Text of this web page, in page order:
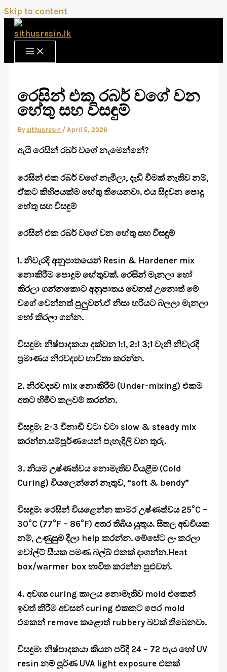
Skip to content
රෙසින් එක රබර් වගේ වන
හේතු සහ විසඳුම්
Bysithusresin /April 5, 2026
ඇයි රෙසින් රබර් වගේ නැමෙන්නේ?
රෙසින් එක රබර් වගේ නැමීලා, දැඩි වීමක් නැතිව නම්,
ඒකට කිහිපයක්ම හේතු තියෙනවා. එය සිදුවන පොදු
හේතු සහ විසඳුම්
රෙසින් එක රබර් වගේ වන හේතු සහ විසඳුම්
1. නිවැරදි අනුපාතයෙන් Resin & Hardener mix
නොකිරීම පොදුම හේතුවක්. රෙසින් මැනලා හෝ
කිරලා ගන්නකොට අනුපාතය වෙනස් උනොත් මේ
වගේ වෙන්නත් පුලුවන්.ඒ නිසා හරියට බලලා මැනලා
හෝ කිරලා ගන්න.
විසඳුම: නිෂ්පාදකයා දක්වන 1:1, 2:1 3;1 වැනි නිවැරදි
ප්‍රමාණය නිරවද්‍යව භාවිතා කරන්න.
2. නිරවද්‍යව mix නොකිරීම (Under-mixing) එකම
අතට හිමීට කලවම් කරන්න.
විසඳුම: 2-3 විනාඩි වටා වටා slow & steady mix
කරන්න.සම්පූර්ණයෙන් පැහැදිලි වන තුරු.
3. නියම උෂ්ණත්වය නොමැතිව වියළීම (Cold
Curing) වියලෙන්නේ නැතුව, “soft & bendy”
විසඳුම: රෙසින් වියළෙන්න කාමර උෂ්ණත්වය 25°C –
30°C (77°F – 86°F) අතර තිබිය යුතුය. සීතල අඩවියක
නම්, උණුසුම දීලා help කරන්න. මේසේට ලං කරලා
වෝල්ට් සීයක පමණ බල්බ් එකක් දාගන්න.Heat
box/warmer box භාවිත කරන්න පුළුවන්.
4. අවශ්‍ය curing කාලය නොමැතිව mold එකෙන්
ඉවත් කිරීම අවසන් curing එකකට පෙර mold
එකෙන් remove කළොත් rubbery බවක් තිබෙනවා.
විසඳුම: නිෂ්පාදකයා කියන පරිදි 24 – 72 පැය හෝ UV
resin නම් පූර්ණ UVA light exposure එකක්